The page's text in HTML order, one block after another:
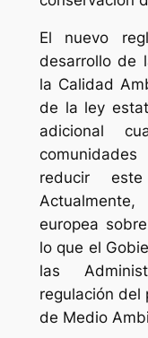
El nuevo
desarrollo de
la Calidad
de la ley
adicional
reducir
europea
lo que el
las
regulación del
de Medio